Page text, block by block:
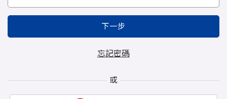
下一步
忘記密碼
或